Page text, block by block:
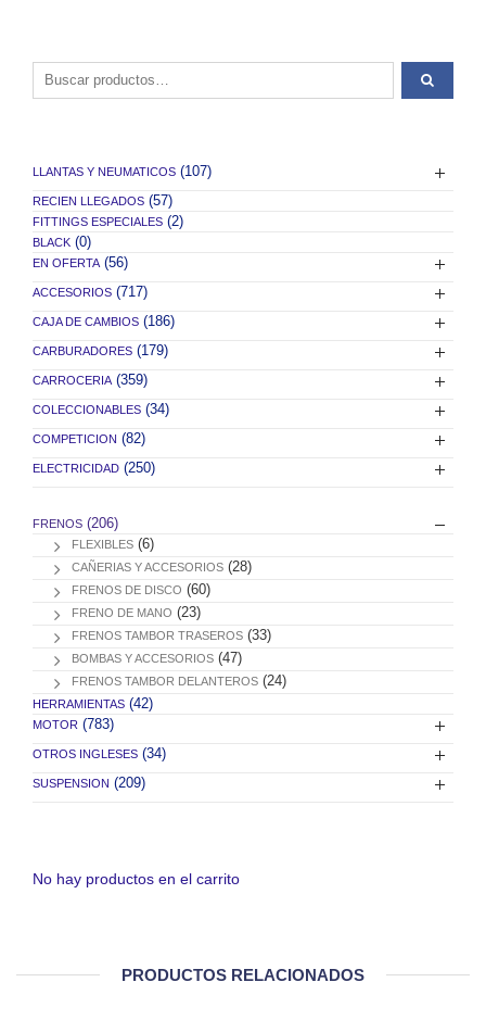
Buscar por:
LLANTAS Y NEUMATICOS (107)
RECIEN LLEGADOS (57)
FITTINGS ESPECIALES (2)
BLACK (0)
EN OFERTA (56)
ACCESORIOS (717)
CAJA DE CAMBIOS (186)
CARBURADORES (179)
CARROCERIA (359)
COLECCIONABLES (34)
COMPETICION (82)
ELECTRICIDAD (250)
FRENOS (206)
FLEXIBLES (6)
CAÑERIAS Y ACCESORIOS (28)
FRENOS DE DISCO (60)
FRENO DE MANO (23)
FRENOS TAMBOR TRASEROS (33)
BOMBAS Y ACCESORIOS (47)
FRENOS TAMBOR DELANTEROS (24)
HERRAMIENTAS (42)
MOTOR (783)
OTROS INGLESES (34)
SUSPENSION (209)
No hay productos en el carrito
PRODUCTOS RELACIONADOS